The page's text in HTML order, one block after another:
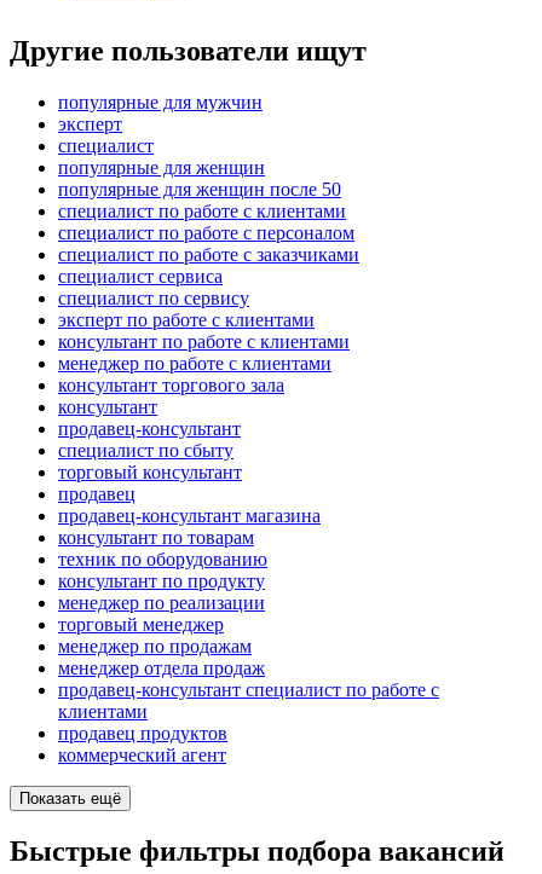
Другие пользователи ищут
популярные для мужчин
эксперт
специалист
популярные для женщин
популярные для женщин после 50
специалист по работе с клиентами
специалист по работе с персоналом
специалист по работе с заказчиками
специалист сервиса
специалист по сервису
эксперт по работе с клиентами
консультант по работе с клиентами
менеджер по работе с клиентами
консультант торгового зала
консультант
продавец-консультант
специалист по сбыту
торговый консультант
продавец
продавец-консультант магазина
консультант по товарам
техник по оборудованию
консультант по продукту
менеджер по реализации
торговый менеджер
менеджер по продажам
менеджер отдела продаж
продавец-консультант специалист по работе с
клиентами
продавец продуктов
коммерческий агент
Показать ещё
Быстрые фильтры подбора вакансий